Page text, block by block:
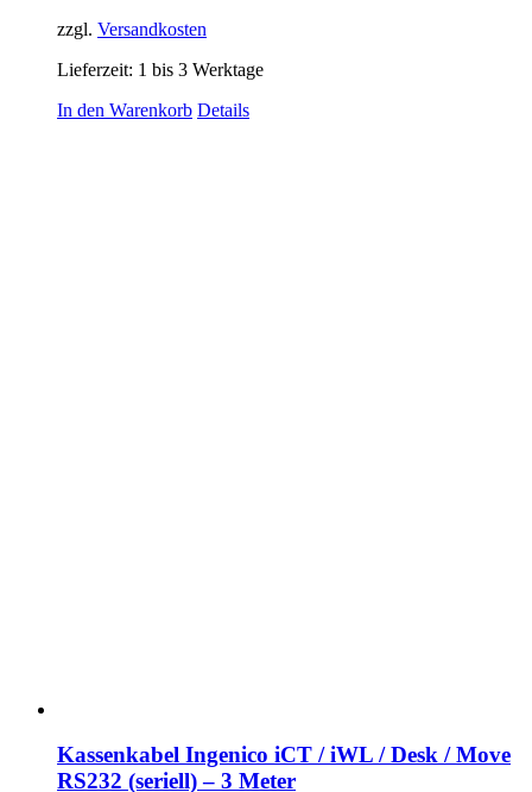
zzgl. Versandkosten
Lieferzeit: 1 bis 3 Werktage
In den Warenkorb Details
Kassenkabel Ingenico iCT / iWL / Desk / Move
RS232 (seriell) – 3 Meter